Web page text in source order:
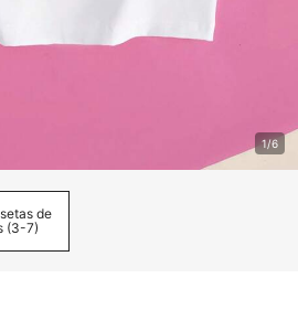
1/6
de
(3-7)